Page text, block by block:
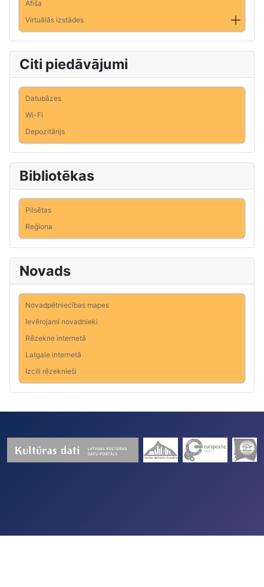
Afiša
Virtuālās izstādes
Citi piedāvājumi
Datubāzes
Wi-Fi
Depozitārijs
Bibliotēkas
Pilsētas
Reģiona
Novads
Novadpētniecības mapes
Ievērojami novadnieki
Rēzekne internetā
Latgale internetā
Izcili rēzeknieši